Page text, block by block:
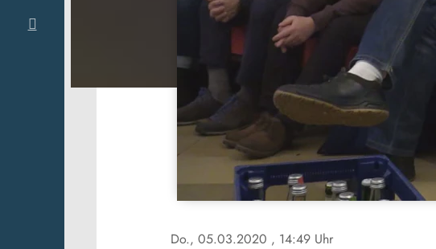
Do., 05.03.2020 , 14:49 Uhr